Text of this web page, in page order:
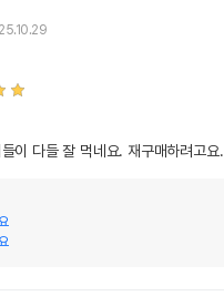
이 다들 잘 먹네요. 재구매하려고요.